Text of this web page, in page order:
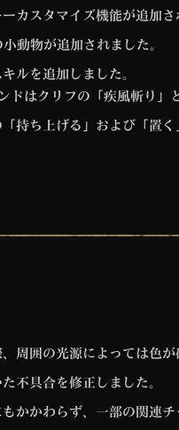
カスタマイズ機能が追加さ
動物が追加されました。
ルを追加しました。
ドはクリフの「疾風斬り」
持ち上げる」および「置く
周囲の光源によっては色
不具合を修正しました。
かかわらず、一部の関連